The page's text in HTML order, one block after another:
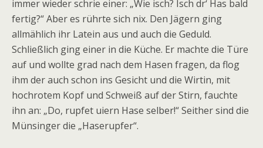
immer wieder schrie einer: „Wie isch? Isch dr‘ Has bald
fertig?“ Aber es rührte sich nix. Den Jägern ging
allmählich ihr Latein aus und auch die Geduld.
Schließlich ging einer in die Küche. Er machte die Türe
auf und wollte grad nach dem Hasen fragen, da flog
ihm der auch schon ins Gesicht und die Wirtin, mit
hochrotem Kopf und Schweiß auf der Stirn, fauchte
ihn an: „Do, rupfet uiern Hase selber!“ Seither sind die
Münsinger die „Haserupfer“.